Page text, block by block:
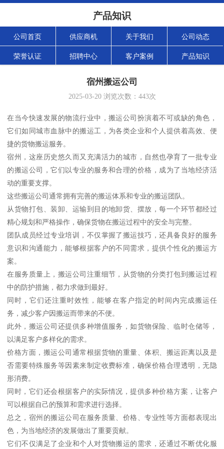
产品知识
公司首页 供应商机 关于我们 公司动态
荣誉认证 招聘中心 客户案例 产品知识
宿州搬运公司
2025-03-20浏览次数： 443次
在当今快速发展的物流行业中，搬运公司扮演着不可或缺的角色，
它们如同城市血脉中的搬运工，为各类企业和个人提供着高效、便
捷的货物搬运服务。
宿州，这座历史悠久而又充满活力的城市，自然也孕育了一批专业
的搬运公司，它们以专业的服务和合理的价格，成为了当地经济活
动的重要支撑。
这些搬运公司通常拥有完善的搬运体系和专业的搬运团队。
从货物打包、装卸、运输到目的地卸货、摆放，每一个环节都经过
精心规划和严格操作，确保货物在搬运过程中的安全与完整。
团队成员经过专业培训，不仅掌握了搬运技巧，还具备良好的服务
意识和沟通能力，能够根据客户的不同需求，提供个性化的搬运方
案。
在服务质量上，搬运公司注重细节，从货物的分类打包到搬运过程
中的防护措施，都力求做到最好。
同时，它们还注重时效性，能够在客户指定的时间内完成搬运任
务，减少客户因搬运而带来的不便。
此外，搬运公司还提供多种增值服务，如货物保险、临时仓储等，
以满足客户多样化的需求。
价格方面，搬运公司通常根据货物的重量、体积、搬运距离以及是
否需要特殊服务等因素来制定收费标准，确保价格合理透明，无隐
形消费。
同时，它们还会根据客户的实际情况，提供多种价格方案，让客户
可以根据自己的预算和需求进行选择。
总之，宿州的搬运公司在服务质量、价格、专业性等方面都表现出
色，为当地经济的发展做出了重要贡献。
它们不仅满足了企业和个人对货物搬运的需求，还通过不断优化服